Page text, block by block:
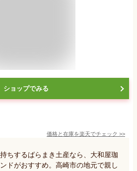
ショップでみる
価格と在庫を楽天でチェック >>
ちするばらまき土産なら、大和屋珈
ドがおすすめ。高崎市の地元で親し